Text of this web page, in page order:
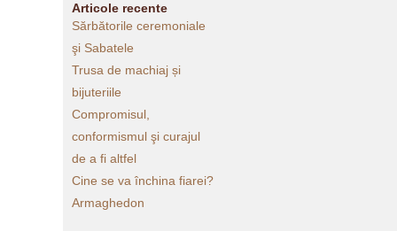
Articole recente
Sărbătorile ceremoniale
şi Sabatele
Trusa de machiaj și
bijuteriile
Compromisul,
conformismul şi curajul
de a fi altfel
Cine se va închina fiarei?
Armaghedon